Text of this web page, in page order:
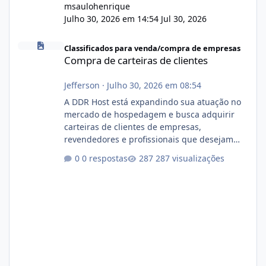
msaulohenrique
Julho 30, 2026 em 14:54 Jul 30, 2026
Compra de carteiras de clientes
Classificados para venda/compra de empresas
Compra de carteiras de clientes
Jefferson · Julho 30, 2026 em 08:54
A DDR Host está expandindo sua atuação no
mercado de hospedagem e busca adquirir
carteiras de clientes de empresas,
revendedores e profissionais que desejam
operação. Se você possui clientes ativos de
0 respostas 287 visualizações